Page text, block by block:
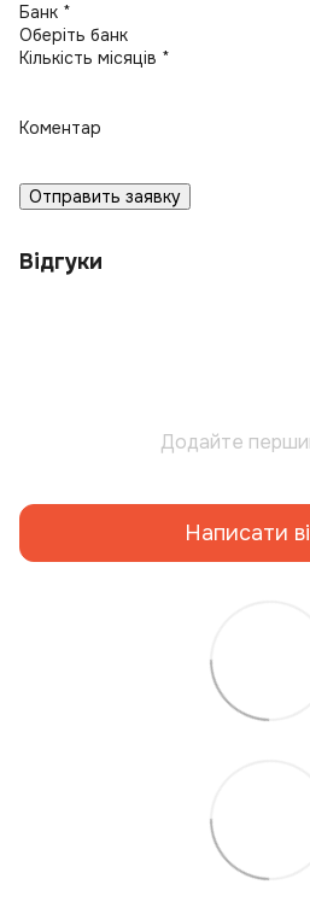
Банк *
Кількість місяців *
Коментар
Отправить заявку
Відгуки
Додайте
Написати